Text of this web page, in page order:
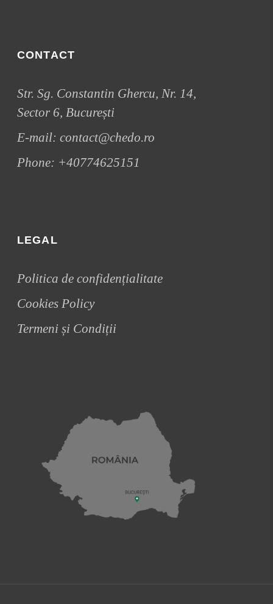
CONTACT
Str. Sg. Constantin Ghercu, Nr. 14,
Sector 6, București
E-mail:contact@chedo.ro
Phone: +40774625151
LEGAL
Politica de confidențialitate
Cookies Policy
Termeni și Condiții